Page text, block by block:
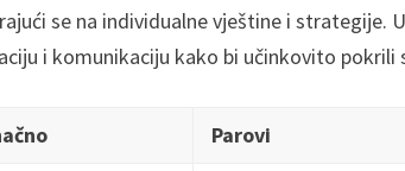
se na individualne vještine i strategije.
i komunikaciju kako bi učinkovito pokrili
Parovi